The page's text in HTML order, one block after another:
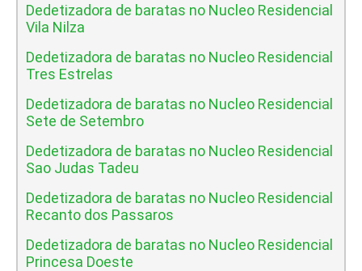
Dedetizadora de baratas no Nucleo Residencial
Vila Nilza
Dedetizadora de baratas no Nucleo Residencial
Tres Estrelas
Dedetizadora de baratas no Nucleo Residencial
Sete de Setembro
Dedetizadora de baratas no Nucleo Residencial
Sao Judas Tadeu
Dedetizadora de baratas no Nucleo Residencial
Recanto dos Passaros
Dedetizadora de baratas no Nucleo Residencial
Princesa Doeste